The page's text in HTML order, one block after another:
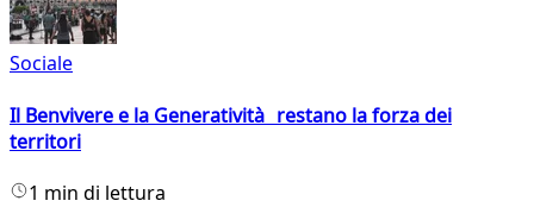
Sociale
Il Benvivere e la Generatività restano la forza dei
territori
1 min di lettura